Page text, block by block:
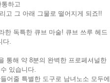
하고
고 그 아래 그물로 떨어지게 되죠!!
한 독특한 큐브 마술! 큐브 쓰루 헤드
다.
통해 약 8분의 완벽한 프로페셔널한
있습니다.
어줄 특별한 도구로 남녀노소 모두에